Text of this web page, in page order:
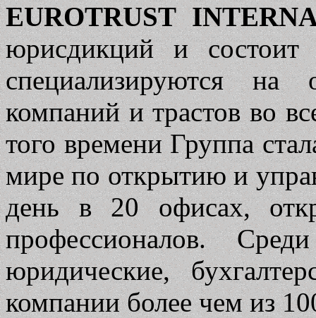
EUROTRUST
юрисдикций и состоит
специализируются на
компаний и трастов во
того времени Группа
мире по открытию и
день в 20 офисах,
профессионалов.
юридические,
компании более чем из